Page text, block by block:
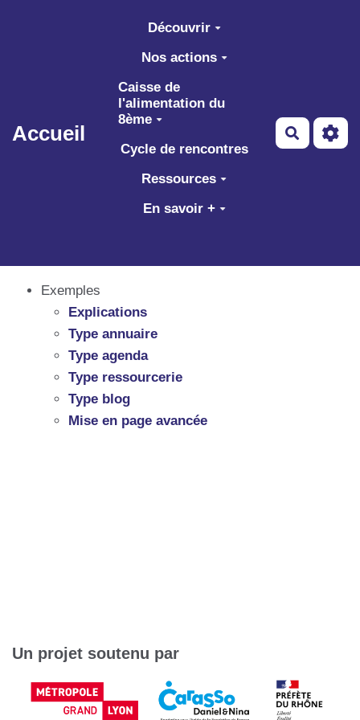
Aller au contenu principal
Accueil
Découvrir
Nos actions
Caisse de
l'alimentation du
8ème
Cycle de rencontres
Ressources
En savoir +
Exemples
Explications
Type annuaire
Type agenda
Type ressourcerie
Type blog
Mise en page avancée
Un projet soutenu par